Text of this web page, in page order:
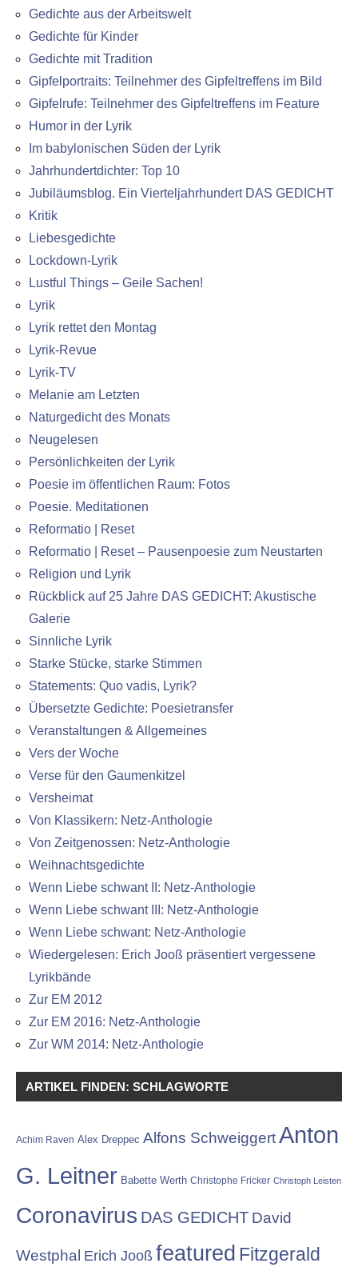
Gedichte aus der Arbeitswelt
Gedichte für Kinder
Gedichte mit Tradition
Gipfelportraits: Teilnehmer des Gipfeltreffens im Bild
Gipfelrufe: Teilnehmer des Gipfeltreffens im Feature
Humor in der Lyrik
Im babylonischen Süden der Lyrik
Jahrhundertdichter: Top 10
Jubiläumsblog. Ein Vierteljahrhundert DAS GEDICHT
Kritik
Liebesgedichte
Lockdown-Lyrik
Lustful Things – Geile Sachen!
Lyrik
Lyrik rettet den Montag
Lyrik-Revue
Lyrik-TV
Melanie am Letzten
Naturgedicht des Monats
Neugelesen
Persönlichkeiten der Lyrik
Poesie im öffentlichen Raum: Fotos
Poesie. Meditationen
Reformatio | Reset
Reformatio | Reset – Pausenpoesie zum Neustarten
Religion und Lyrik
Rückblick auf 25 Jahre DAS GEDICHT: Akustische
Galerie
Sinnliche Lyrik
Starke Stücke, starke Stimmen
Statements: Quo vadis, Lyrik?
Übersetzte Gedichte: Poesietransfer
Veranstaltungen & Allgemeines
Vers der Woche
Verse für den Gaumenkitzel
Versheimat
Von Klassikern: Netz-Anthologie
Von Zeitgenossen: Netz-Anthologie
Weihnachtsgedichte
Wenn Liebe schwant II: Netz-Anthologie
Wenn Liebe schwant III: Netz-Anthologie
Wenn Liebe schwant: Netz-Anthologie
Wiedergelesen: Erich Jooß präsentiert vergessene
Lyrikbände
Zur EM 2012
Zur EM 2016: Netz-Anthologie
Zur WM 2014: Netz-Anthologie
ARTIKEL FINDEN: SCHLAGWORTE
Achim Raven Alex Dreppec Alfons SchweiggertAnton
G. Leitner Babette Werth Christophe Fricker Christoph Leisten
Coronavirus DAS GEDICHT David
Westphal Erich Jooß featured Fitzgerald